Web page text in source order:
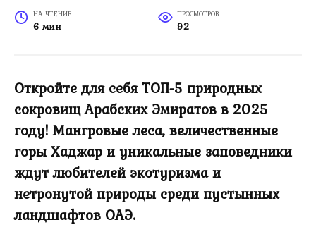
НА ЧТЕНИЕ
6 мин
ПРОСМОТРОВ
92
Откройте для себя ТОП-5 природных
сокровищ Арабских Эмиратов в 2025
году! Мангровые леса, величественные
горы Хаджар и уникальные заповедники
ждут любителей экотуризма и
нетронутой природы среди пустынных
ландшафтов ОАЭ.